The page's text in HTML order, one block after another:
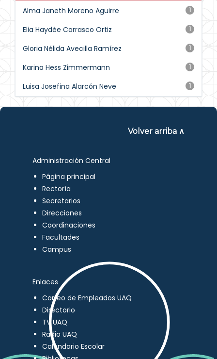
1
Alma Janeth Moreno Aguirre
1
Elia Haydée Carrasco Ortiz
1
Gloria Nélida Avecilla Ramírez
1
Karina Hess Zimmermann
1
Luisa Josefina Alarcón Neve
Volver arriba ∧
Administración Central
Página principal
Rectoría
Secretarios
Direcciones
Coordinaciones
Facultades
Campus
Enlaces
Correo de Empleados UAQ
Directorio
TV UAQ
Radio UAQ
Calendario Escolar